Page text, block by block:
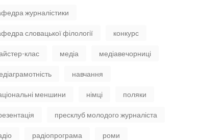
журналістики
словацької філології конкурс
клас медіа медіавечорниці
навчання
меншини німці поляки
пресклуб молодого журналіста
радіопрограма роми